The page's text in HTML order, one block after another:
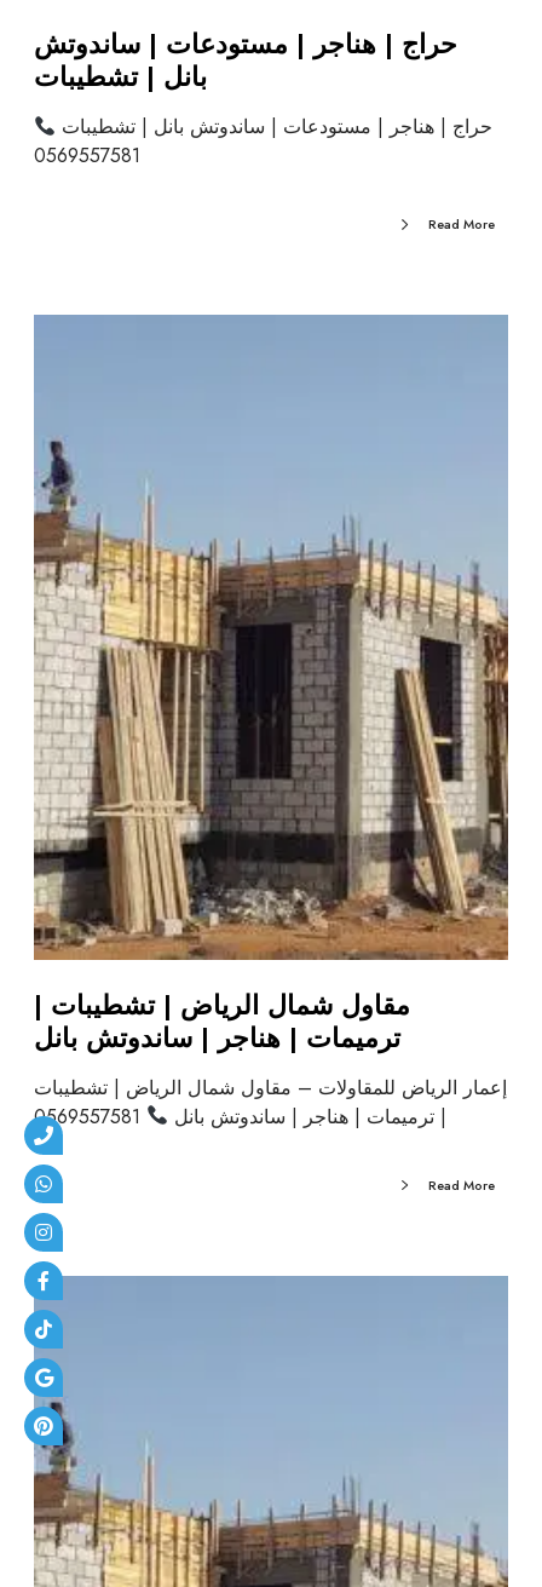
حراج | هناجر | مستودعات | ساندوتش
بانل | تشطيبات
حراج | هناجر | مستودعات | ساندوتش بانل | تشطيبات
0569557581
Read More
مقاول شمال الرياض | تشطيبات |
ترميمات | هناجر | ساندوتش بانل
إعمار الرياض للمقاولات – مقاول شمال الرياض | تشطيبات
| ترميمات | هناجر | ساندوتش بانل
Read More